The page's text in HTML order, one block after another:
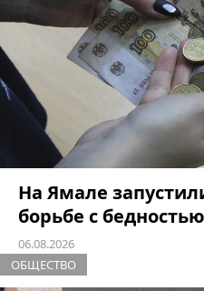
На Ямале
борьбе с бедностью
06.08.2026
ОБЩЕСТВО